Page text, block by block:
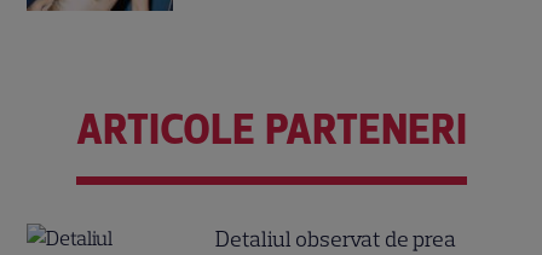
ARTICOLE PARTENERI
Detaliul observat de prea